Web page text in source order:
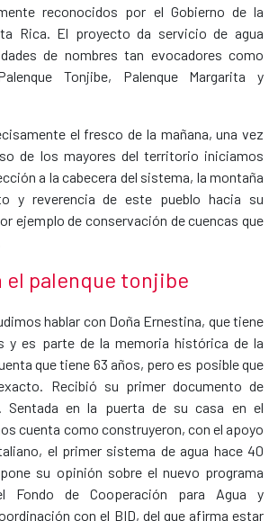
reconocidos por el Gobierno de la
Rica. El proyecto da servicio de agua
de nombres tan evocadores como
Tonjibe, Palenque Margarita y
el fresco de la mañana, una vez
de los mayores del territorio iniciamos
a la cabecera del sistema, la montaña
y reverencia de este pueblo hacia su
ejemplo de conservación de cuencas que
el palenque tonjibe
hablar con Doña Ernestina, que tiene
y es parte de la memoria histórica de la
que tiene 63 años, pero es posible que
Recibió su primer documento de
Sentada en la puerta de su casa en el
cuenta como construyeron, con el apoyo
el primer sistema de agua hace 40
su opinión sobre el nuevo programa
Fondo de Cooperación para Agua y
con el BID, del que afirma estar